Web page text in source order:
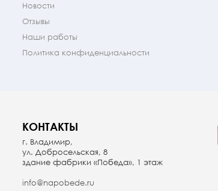
Новости
Отзывы
Наши работы
Политика конфиденциальности
КОНТАКТЫ
г. Владимир,
ул. Добросельская, 8
здание фабрики «Победа», 1 этаж
info@napobede.ru